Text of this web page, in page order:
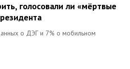
голосовали ли «мёртвые
о ДЭГ и 7% о мобильном